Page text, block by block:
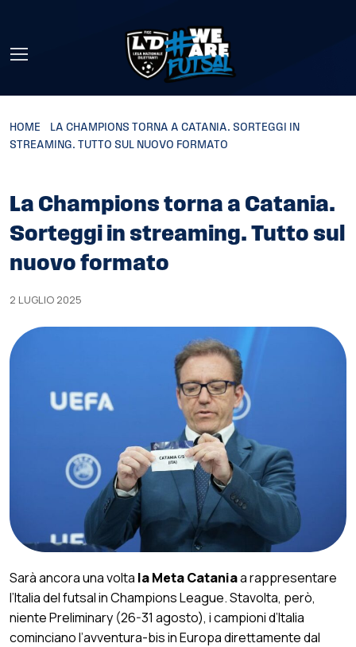
HOME
LA CHAMPIONS TORNA A CATANIA. SORTEGGI IN
STREAMING. TUTTO SUL NUOVO FORMATO
La Champions torna a Catania.
Sorteggi in streaming. Tutto sul
nuovo formato
2 LUGLIO 2025
Sarà ancora una volta la Meta Cataniaa rappresentare
l’Italia del futsal in Champions League. Stavolta, però,
niente Preliminary (26-31 agosto), i campioni d’Italia
cominciano l’avventura-bis in Europa direttamente dal